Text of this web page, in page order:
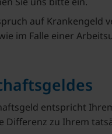
auf Krankengeld
im Falle einer
entspricht
Differenz zu Ihrem